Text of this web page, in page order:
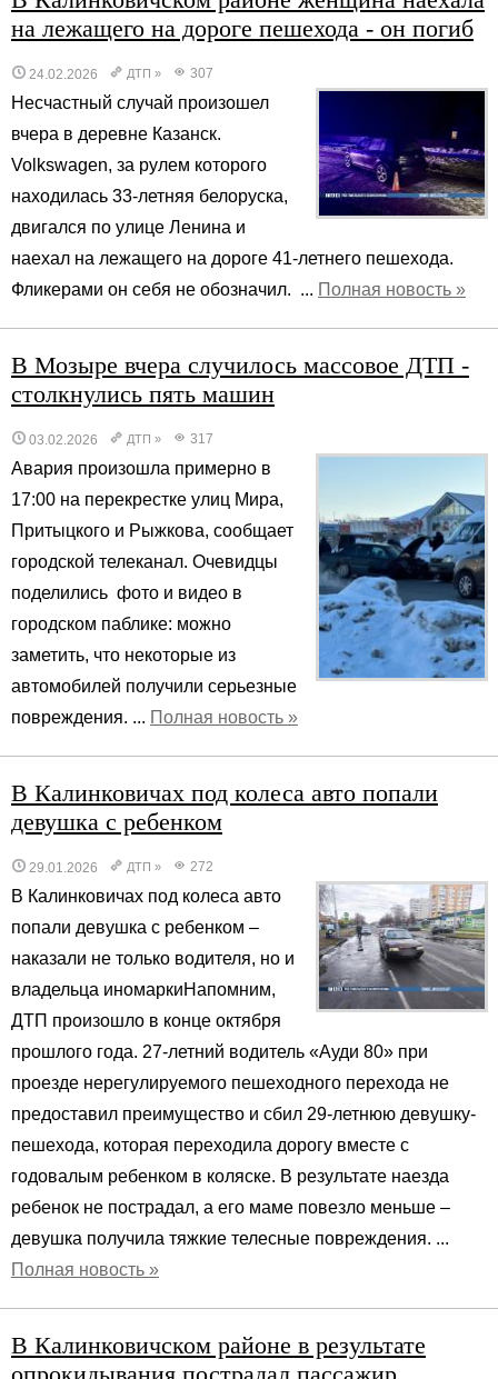
на лежащего на дороге пешехода - он погиб
24.02.2026 ДТП » 307
Несчастный случай произошел
вчера в деревне Казанск.
Volkswagen, за рулем которого
находилась 33-летняя белоруска,
двигался по улице Ленина и
наехал на лежащего на дороге 41-летнего пешехода.
Фликерами он себя не обозначил. ... Полная новость »
В Мозыре вчера случилось массовое ДТП -
столкнулись пять машин
03.02.2026 ДТП » 317
Авария произошла примерно в
17:00 на перекрестке улиц Мира,
Притыцкого и Рыжкова, сообщает
городской телеканал. Очевидцы
поделились фото и видео в
городском паблике: можно
заметить, что некоторые из
автомобилей получили серьезные
повреждения. ... Полная новость »
В Калинковичах под колеса авто попали
девушка с ребенком
29.01.2026 ДТП » 272
В Калинковичах под колеса авто
попали девушка с ребенком –
наказали не только водителя, но и
владельца иномаркиНапомним,
ДТП произошло в конце октября
прошлого года. 27-летний водитель «Ауди 80» при
проезде нерегулируемого пешеходного перехода не
предоставил преимущество и сбил 29-летнюю девушку-
пешехода, которая переходила дорогу вместе с
годовалым ребенком в коляске. В результате наезда
ребенок не пострадал, а его маме повезло меньше –
девушка получила тяжкие телесные повреждения. ...
Полная новость »
В Калинковичском районе в результате